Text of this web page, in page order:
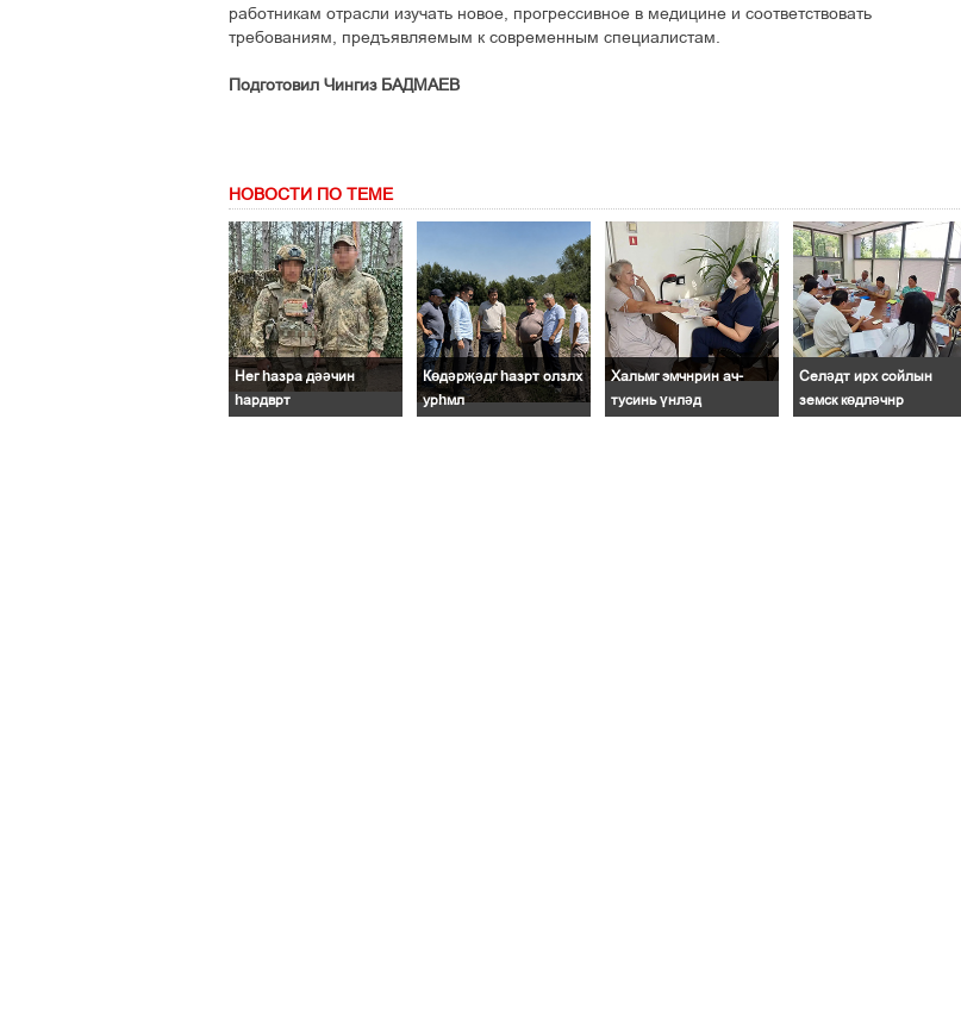
работникам отрасли изучать новое, прогрессивное в медицине и соответствовать
требованиям, предъявляемым к современным специалистам.
Подготовил Чингиз БАДМАЕВ
НОВОСТИ ПО ТЕМЕ
Нег һазра дәәчин
һардврт
Көдәрҗәдг һазрт олзлх
урһмл
Хальмг эмчнрин ач-
тусинь үнләд
Селәдт ирх сойлын
земск көдләчнр